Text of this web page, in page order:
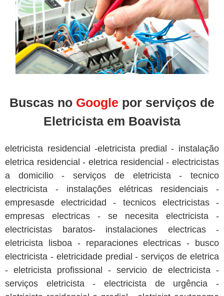
Buscas no Google por serviços de
Eletricista em Boavista
eletricista residencial -eletricista predial - instalação
eletrica residencial - eletrica residencial - electricistas
a domicilio - serviços de eletricista - tecnico
electricista - instalações elétricas residenciais -
empresasde electricidad - tecnicos electricistas -
empresas electricas - se necesita electricista -
electricistas baratos- instalaciones electricas -
eletricista lisboa - reparaciones electricas - busco
electricista - eletricidade predial - serviços de eletrica
- eletricista profissional - servicio de electricista -
serviços eletricista - electricista de urgência -